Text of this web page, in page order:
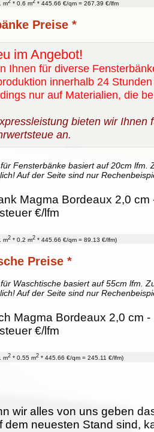
m * 0.6 m * 445.66 €/qm = 267.39 €/lfm
Preise *
im Angebot!
Ihnen für diverse
innerhalb 24
nur auf Materialien, die
bieten wir Ihnen
an.
Fensterbänke basiert auf 20cm lfm.
Auf der Seite sind nur
Magma Bordeaux 2,0 cm
€/lfm
m2 * 0.2 m2 * 445.66 €/qm = 89.13 €/lfm)
Preise *
Waschtische basiert auf 55cm lfm.
Auf der Seite sind nur
Magma Bordeaux 2,0 cm -
€/lfm
m2 * 0.55 m2 * 445.66 €/qm = 245.11 €/lfm)
wir alles von uns geben
dem neuesten Stand sind,